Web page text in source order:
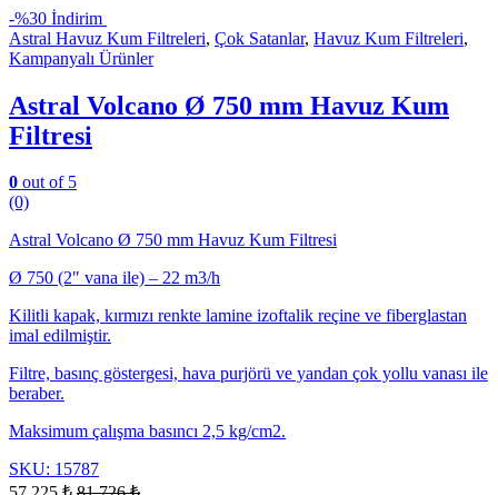
-%30 İndirim
Astral Havuz Kum Filtreleri, Çok Satanlar, Havuz Kum Filtreleri,
Kampanyalı Ürünler
Astral Volcano Ø 750 mm Havuz Kum
Filtresi
0 out of 5
(0)
Astral Volcano Ø 750 mm Havuz Kum Filtresi
Ø 750 (2″ vana ile) – 22 m3/h
Kilitli kapak, kırmızı renkte lamine izoftalik reçine ve fiberglastan
imal edilmiştir.
Filtre, basınç göstergesi, hava purjörü ve yandan çok yollu vanası ile
beraber.
Maksimum çalışma basıncı 2,5 kg/cm2.
SKU: 15787